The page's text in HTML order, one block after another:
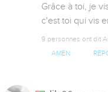
Grâce à toi, je
c'est toi qui vis
9 personnes ont dit
AMEN